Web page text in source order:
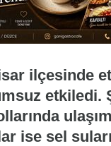
ilçesinde
etkiledi.
ise sel